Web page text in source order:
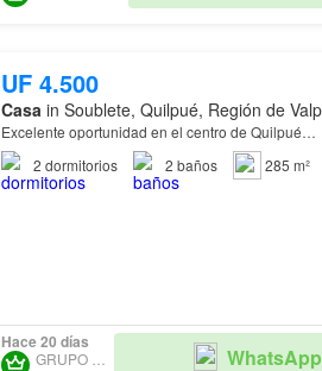
UF 4.500
Casa in Soublete, Quilpué, Región de
Excelente oportunidad en el centro de Quilpué…
2 dormitorios 2 baños 285 m²
Hace 20 días
WhatsApp